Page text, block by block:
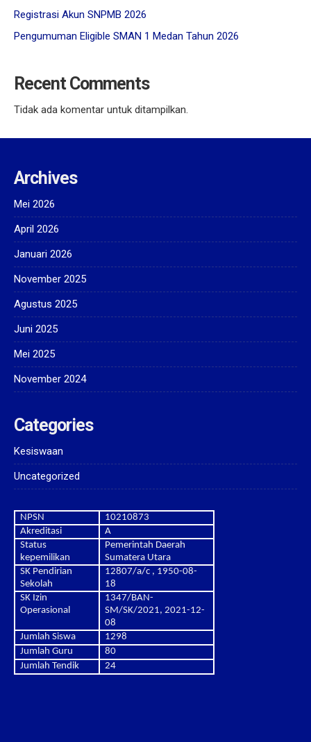
Registrasi Akun SNPMB 2026
Pengumuman Eligible SMAN 1 Medan Tahun 2026
Recent Comments
Tidak ada komentar untuk ditampilkan.
Archives
Mei 2026
April 2026
Januari 2026
November 2025
Agustus 2025
Juni 2025
Mei 2025
November 2024
Categories
Kesiswaan
Uncategorized
NPSN
10210873
Akreditasi
A
Status
kepemilikan
Pemerintah Daerah
Sumatera Utara
SK Pendirian
Sekolah
12807/a/c , 1950-08-
18
SK Izin
Operasional
1347/BAN-
SM/SK/2021, 2021-12-
08
Jumlah Siswa
1298
Jumlah Guru
80
Jumlah Tendik
24